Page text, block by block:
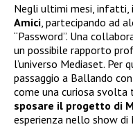
Negli ultimi mesi, infatti,
Amici , partecipando ad
“Password”. Una
un possibile rapporto
l’universo Mediaset. Per
passaggio a Ballando
come una curiosa svolta
sposare il progetto di
esperienza nello show di